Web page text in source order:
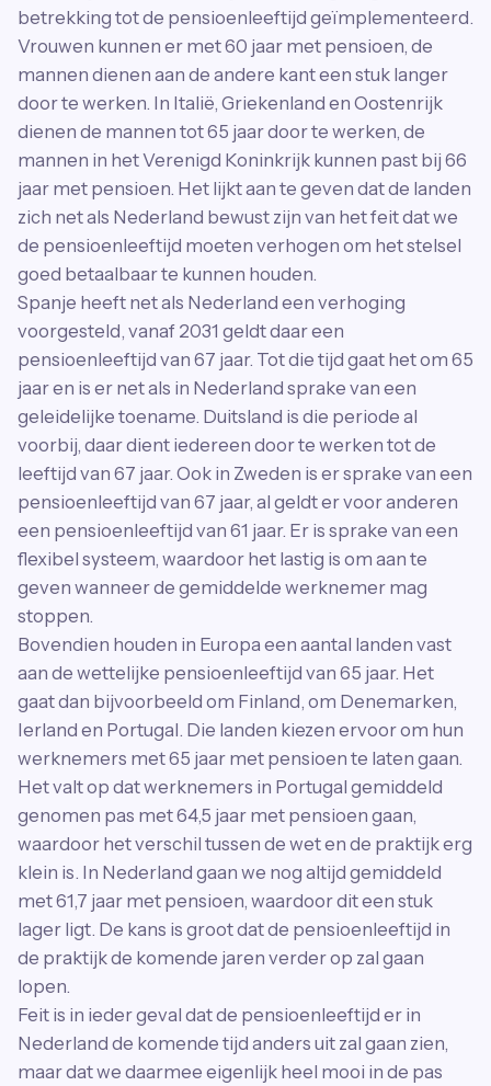
betrekking tot de pensioenleeftijd geïmplementeerd.
Vrouwen kunnen er met 60 jaar met pensioen, de
mannen dienen aan de andere kant een stuk langer
door te werken. In Italië, Griekenland en Oostenrijk
dienen de mannen tot 65 jaar door te werken, de
mannen in het Verenigd Koninkrijk kunnen past bij 66
jaar met pensioen. Het lijkt aan te geven dat de landen
zich net als Nederland bewust zijn van het feit dat we
de pensioenleeftijd moeten verhogen om het stelsel
goed betaalbaar te kunnen houden.
Spanje heeft net als Nederland een verhoging
voorgesteld, vanaf 2031 geldt daar een
pensioenleeftijd van 67 jaar. Tot die tijd gaat het om 65
jaar en is er net als in Nederland sprake van een
geleidelijke toename. Duitsland is die periode al
voorbij, daar dient iedereen door te werken tot de
leeftijd van 67 jaar. Ook in Zweden is er sprake van een
pensioenleeftijd van 67 jaar, al geldt er voor anderen
een pensioenleeftijd van 61 jaar. Er is sprake van een
flexibel systeem, waardoor het lastig is om aan te
geven wanneer de gemiddelde werknemer mag
stoppen.
Bovendien houden in Europa een aantal landen vast
aan de wettelijke pensioenleeftijd van 65 jaar. Het
gaat dan bijvoorbeeld om Finland, om Denemarken,
Ierland en Portugal. Die landen kiezen ervoor om hun
werknemers met 65 jaar met pensioen te laten gaan.
Het valt op dat werknemers in Portugal gemiddeld
genomen pas met 64,5 jaar met pensioen gaan,
waardoor het verschil tussen de wet en de praktijk erg
klein is. In Nederland gaan we nog altijd gemiddeld
met 61,7 jaar met pensioen, waardoor dit een stuk
lager ligt. De kans is groot dat de pensioenleeftijd in
de praktijk de komende jaren verder op zal gaan
lopen.
Feit is in ieder geval dat de pensioenleeftijd er in
Nederland de komende tijd anders uit zal gaan zien,
maar dat we daarmee eigenlijk heel mooi in de pas